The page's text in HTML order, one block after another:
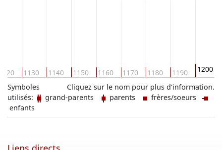
1130 1140 1150 1160 1170 1180 1190 1200
Cliquez sur le nom pour plus d'information.
Symboles
utilisés:
grand-parents parents
frères/soeurs
enfants